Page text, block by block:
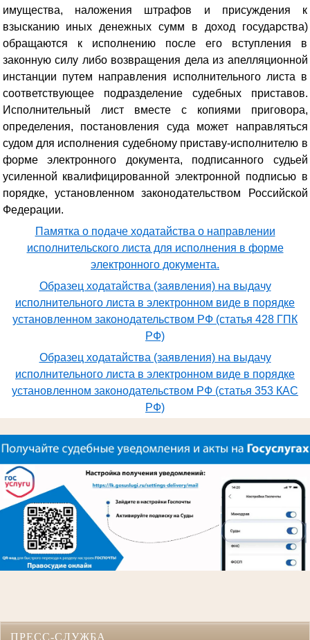
имущества, наложения штрафов и присуждения к
взысканию иных денежных сумм в доход государства)
обращаются к исполнению после его вступления в
законную силу либо возвращения дела из апелляционной
инстанции путем направления исполнительного листа в
соответствующее подразделение судебных приставов.
Исполнительный лист вместе с копиями приговора,
определения, постановления суда может направляться
судом для исполнения судебному приставу-исполнителю в
форме электронного документа, подписанного судьей
усиленной квалифицированной электронной подписью в
порядке, установленном законодательством Российской
Федерации.
Памятка о подаче ходатайства о направлении
исполнительского листа для исполнения в форме
электронного документа.
Образец ходатайства (заявления) на выдачу
исполнительного листа в электронном виде в порядке
установленном законодательством РФ (статья 428 ГПК
РФ)
Образец ходатайства (заявления) на выдачу
исполнительного листа в электронном виде в порядке
установленном законодательством РФ (статья 353 КАС
РФ)
ПРЕСС-СЛУЖБА